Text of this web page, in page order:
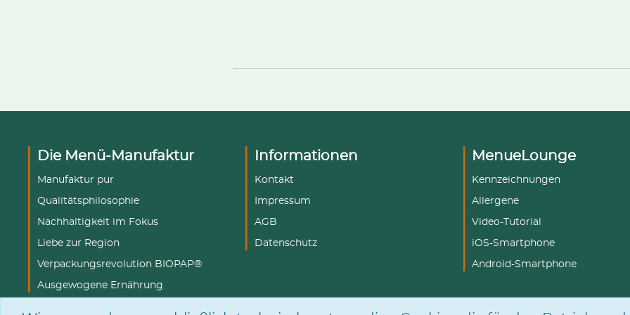
Die Menü-Manufaktur
Manufaktur pur
Qualitätsphilosophie
Nachhaltigkeit im Fokus
Liebe zur Region
Verpackungsrevolution BIOPAP®
Ausgewogene Ernährung
Informationen
Kontakt
Impressum
AGB
Datenschutz
MenueLounge
Kennzeichnungen
Allergene
Video-Tutorial
iOS-Smartphone
Android-Smartphone